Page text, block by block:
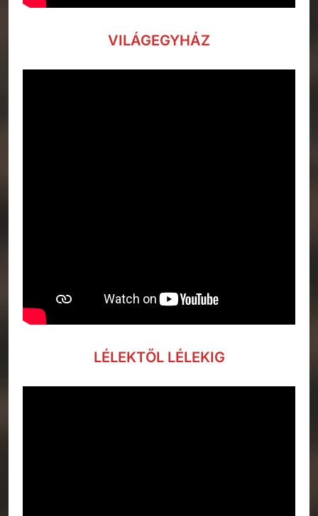
VILÁGEGYHÁZ
LÉLEKTŐL LÉLEKIG